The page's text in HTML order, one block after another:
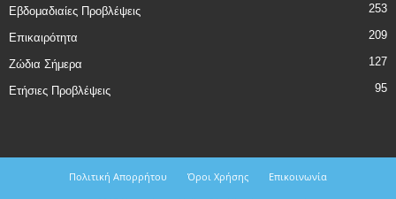
Εβδομαδιαίες Προβλέψεις 253
Επικαιρότητα 209
Ζώδια Σήμερα 127
Ετήσιες Προβλέψεις 95
Πολιτική Απορρήτου Όροι Χρήσης
Επικοινωνία